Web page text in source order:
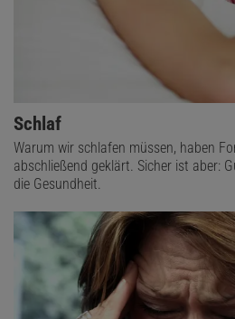
Schlaf
Warum wir schlafen müssen, haben
abschließend geklärt. Sicher ist aber:
die Gesundheit.